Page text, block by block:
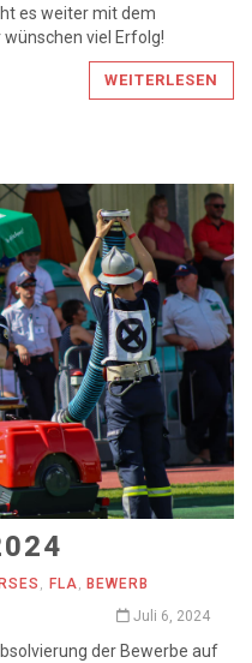
es weiter mit dem
viel Erfolg!
WEITERLESEN
FLA ,BEWERB
Juli 6, 2024
der Bewerbe auf